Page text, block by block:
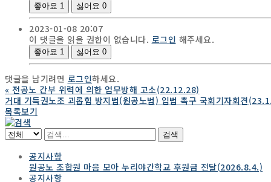
좋아요 1 싫어요 0
2023-01-08 20:07
이 댓글을 읽을 권한이 없습니다. 로그인 해주세요.
좋아요 1 싫어요 0
댓글을 남기려면 로그인하세요.
« 전공노 간부 위력에 의한 업무방해 고소(22.12.28)
거대 기득권노조 괴롭힘 방지법(원공노법) 입법 촉구 국회기자회견
목록보기
검색
공지사항
원공노 조합원 마음 모아 누리야간학교 후원금 전달(2026.8.4.)
공지사항